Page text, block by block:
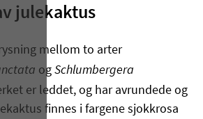
julekaktus
mellom to arter
og Schlumbergera
er leddet, og har avrundede og
finnes i fargene sjokkrosa